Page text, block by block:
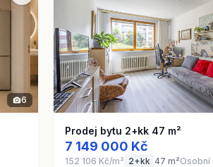
6
Prodej bytu 2+kk 47 m²
7 149 000 Kč
152 106 Kč/m² 2+kk 47 m²Osobní